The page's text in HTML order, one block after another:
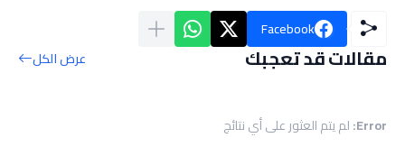
Facebook
مقالات قد تعجبك عرض الكل
Error: لم يتم العثور على أي نتائج